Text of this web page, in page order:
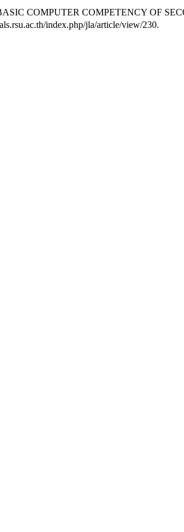
COMPUTER COMPETENCY OF
index.php/jla/article/view/230.